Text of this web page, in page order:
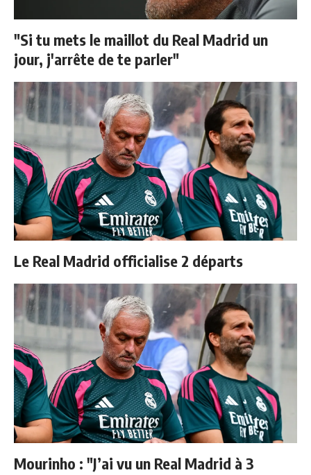
"Si tu mets le maillot du Real Madrid un
jour, j'arrête de te parler"
Le Real Madrid officialise 2 départs
Mourinho : "J’ai vu un Real Madrid à 3